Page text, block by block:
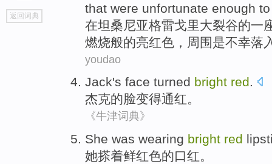
go
top
返回词典
that were unfortunate enough
在坦桑尼亚格雷戈里大裂谷的一
燃烧般的亮红色 ， 周围是不幸落
youdao
Jack's face turned bright red.
杰克的脸变得通红。
《牛津词典》
She was wearing bright red
她搽着鲜红色的口红。